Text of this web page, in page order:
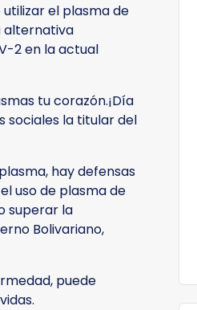
el plasma de
alternativa
2 en la actual
tu corazón.¡Día
sociales la titular del
hay defensas
uso de plasma de
superar la
Bolivariano,
puede